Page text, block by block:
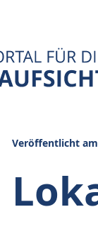
Veröffentlicht